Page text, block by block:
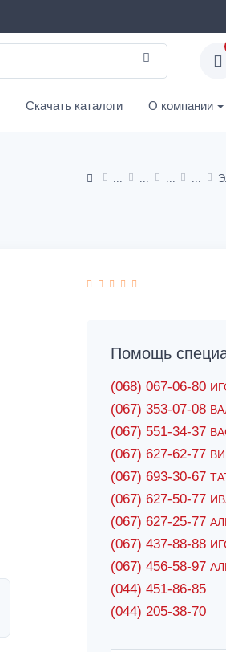
Скачать каталоги О компании
Помощь
(068) 067-06-80
(067) 353-07-08
(067) 551-34-37
(067) 627-62-77
(067) 693-30-67
(067) 627-50-77
(067) 627-25-77
(067) 437-88-88
(067) 456-58-97
(044) 451-86-85
(044) 205-38-70